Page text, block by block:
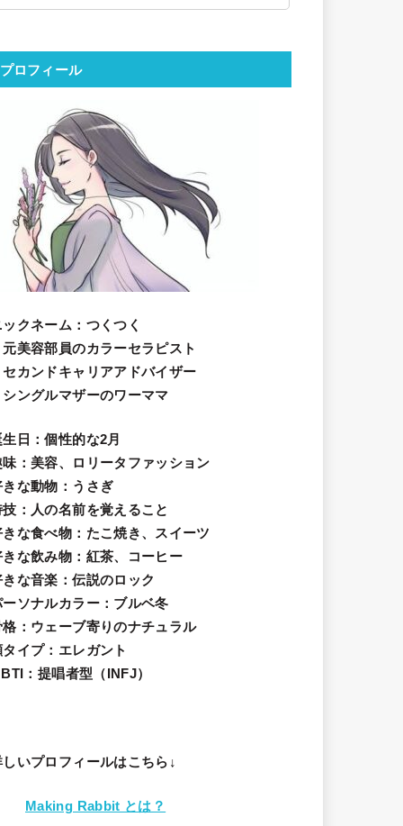
プロフィール
ックネーム ：つくつく
元美容部員のカラーセラピスト
セカンドキャリアアドバイザー
シングルマザーのワーママ
日 ：個性的な2月
味 ：美容、ロリータファッション
きな動物 ：うさぎ
技 ：人の名前を覚えること
きな食べ物 ：たこ焼き、スイーツ
きな飲み物：紅茶、コーヒー
きな音楽：伝説のロック
ーソナルカラー：ブルベ冬
格：ウェーブ寄りのナチュラル
タイプ：エレガン ト
：提唱者型（INFJ）
しいプロフィールはこちら↓
Making Rabbit とは？